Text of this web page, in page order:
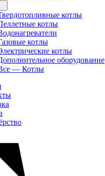
котлы
котлы
котлы
котлы
оборудование
— Котлы